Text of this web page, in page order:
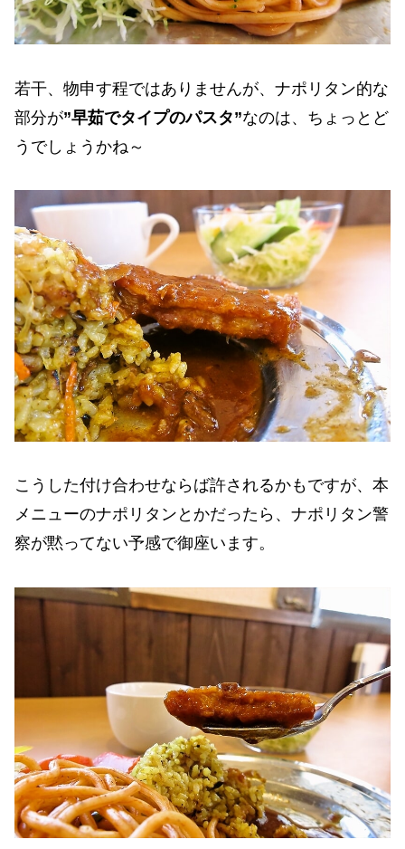
若干、物申す程ではありませんが、ナポリタン的な
部分が”早茹でタイプのパスタ”なのは、ちょっとど
うでしょうかね～
こうした付け合わせならば許されるかもですが、本
メニューのナポリタンとかだったら、ナポリタン警
察が黙ってない予感で御座います。